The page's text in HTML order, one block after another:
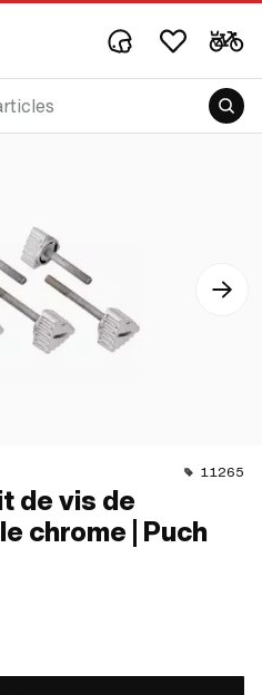
11265
de vis de
chrome | Puch